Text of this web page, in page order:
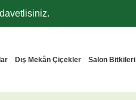
Dış Mekân Çiçekler Salon Bitkileri